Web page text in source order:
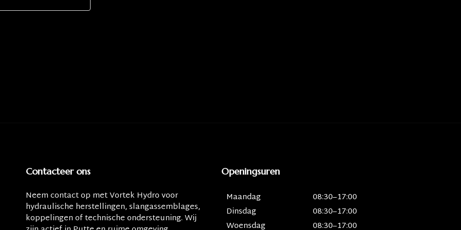
Contacteer ons
Neem contact op metVortek Hydrovoor
hydraulische herstellingen, slangassemblages,
koppelingen of technische ondersteuning. Wij
Openingsuren
Maandag
08:30–17:00
Dinsdag
08:30–17:00
Woensdag
08:30–17:00